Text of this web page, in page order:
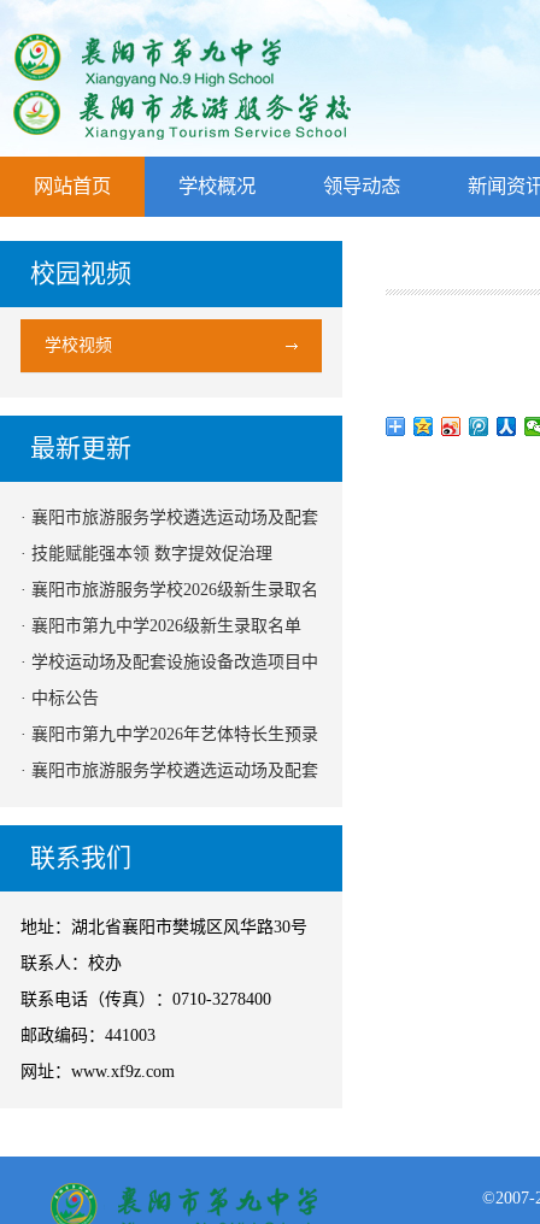
网站首页 学校概况 领导动态 新闻资
校园视频
学校视频
最新更新
· 襄阳市旅游服务学校遴选运动场及配套
设施设备改造项目监理机构的公告
· 技能赋能强本领 数字提效促治理
· 襄阳市旅游服务学校2026级新生录取名
单
· 襄阳市第九中学2026级新生录取名单
· 学校运动场及配套设施设备改造项目中
标公告
· 中标公告
· 襄阳市第九中学2026年艺体特长生预录
取名单公示
· 襄阳市旅游服务学校遴选运动场及配套
（二次）
联系我们
地址：湖北省襄阳市樊城区风华路30号
联系人：校办
联系电话（传真）：0710-3278400
邮政编码：441003
网址：www.xf9z.com
©2007-